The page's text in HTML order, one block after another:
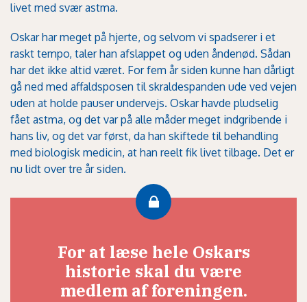
livet med svær astma.
Oskar har meget på hjerte, og selvom vi spadserer i et
raskt tempo, taler han afslappet og uden åndenød. Sådan
har det ikke altid været. For fem år siden kunne han dårligt
gå ned med affaldsposen til skraldespanden ude ved vejen
uden at holde pauser undervejs. Oskar havde pludselig
fået astma, og det var på alle måder meget indgribende i
hans liv, og det var først, da han skiftede til behandling
med biologisk medicin, at han reelt fik livet tilbage. Det er
nu lidt over tre år siden.
For at læse hele Oskars
historie skal du være
medlem af foreningen.